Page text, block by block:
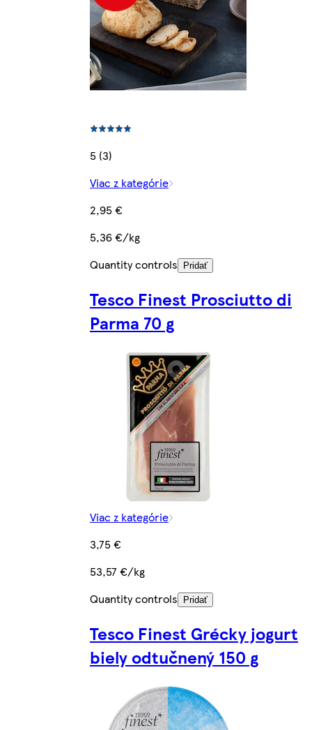
5 (3)
Viac z kategórie
2,95 €
5,36 €/kg
Quantity controls
Pridať
Tesco Finest Prosciutto di
Parma 70 g
Viac z kategórie
3,75 €
53,57 €/kg
Quantity controls
Pridať
Tesco Finest Grécky jogurt
biely odtučnený 150 g